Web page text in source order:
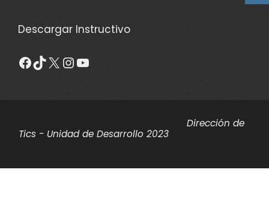
Descargar Instructivo
Facebook
TikTok
X Instagram
YouTube